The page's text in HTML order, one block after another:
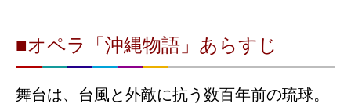
■オペラ「沖縄物語」あらすじ
舞台は、台風と外敵に抗う数百年前の琉球。